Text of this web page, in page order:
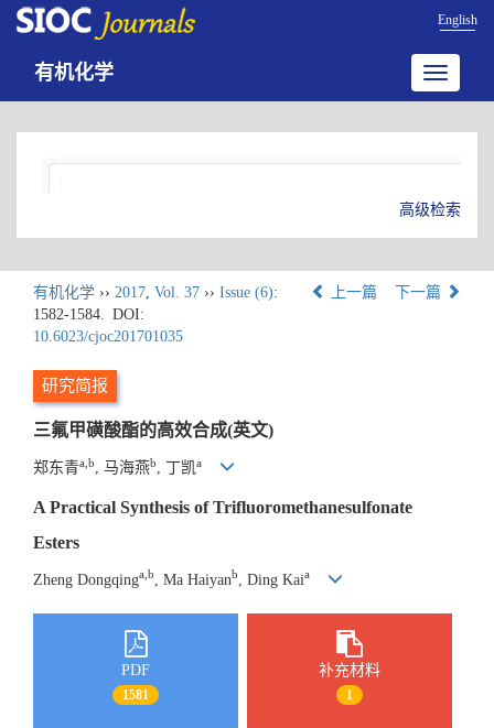
English
Toggle
有机化学
高级检索
有机化学 ›› 2017, Vol. 37 ›› Issue (6):
1582-1584. DOI:
10.6023/cjoc201701035
上一篇 下一篇
研究简报
三氟甲磺酸酯的高效合成(英文)
郑东青a,b , 马海燕b , 丁凯 a
A Practical Synthesis of Trifluoromethanesulfonate
Esters
Zheng Dongqinga,b , Ma Haiyanb , Ding Kaia
PDF
1581
补充材料
1